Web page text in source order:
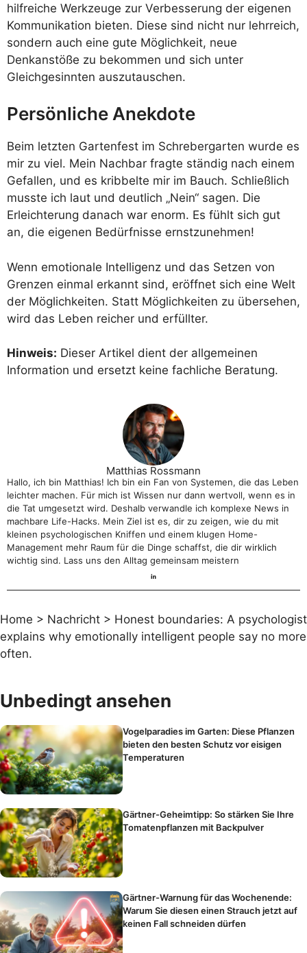
hilfreiche Werkzeuge zur Verbesserung der eigenen
Kommunikation bieten. Diese sind nicht nur lehrreich,
sondern auch eine gute Möglichkeit, neue
Denkanstöße zu bekommen und sich unter
Gleichgesinnten auszutauschen.
Persönliche Anekdote
Beim letzten Gartenfest im Schrebergarten wurde es
mir zu viel. Mein Nachbar fragte ständig nach einem
Gefallen, und es kribbelte mir im Bauch. Schließlich
musste ich laut und deutlich „Nein“ sagen. Die
Erleichterung danach war enorm. Es fühlt sich gut
an, die eigenen Bedürfnisse ernstzunehmen!
Wenn emotionale Intelligenz und das Setzen von
Grenzen einmal erkannt sind, eröffnet sich eine Welt
der Möglichkeiten. Statt Möglichkeiten zu übersehen,
wird das Leben reicher und erfüllter.
Hinweis: Dieser Artikel dient der allgemeinen
Information und ersetzt keine fachliche Beratung.
Matthias Rossmann
Hallo, ich bin Matthias! Ich bin ein Fan von Systemen, die das Leben
leichter machen. Für mich ist Wissen nur dann wertvoll, wenn es in
die Tat umgesetzt wird. Deshalb verwandle ich komplexe News in
machbare Life-Hacks. Mein Ziel ist es, dir zu zeigen, wie du mit
kleinen psychologischen Kniffen und einem klugen Home-
Management mehr Raum für die Dinge schaffst, die dir wirklich
wichtig sind. Lass uns den Alltag gemeinsam meistern
Home > Nachricht > Honest boundaries: A psychologist
explains why emotionally intelligent people say no more
often.
Unbedingt ansehen
Vogelparadies im Garten: Diese Pflanzen
bieten den besten Schutz vor eisigen
Temperaturen
Gärtner-Geheimtipp: So stärken Sie Ihre
Tomatenpflanzen mit Backpulver
Gärtner-Warnung für das Wochenende:
Warum Sie diesen einen Strauch jetzt auf
keinen Fall schneiden dürfen